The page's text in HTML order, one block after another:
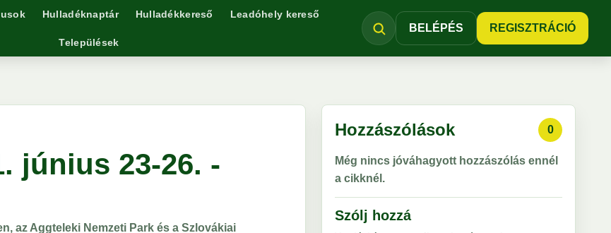
Hulladéknaptár Hulladékkereső Leadóhely kereső
Települések
BELÉPÉS REGISZTRÁCIÓ
június 23-26. -
az Aggteleki Nemzeti Park és a Szlovákiai
Hozzászólások 0
Még nincs jóváhagyott hozzászólás ennél
a cikknél.
Szólj hozzá